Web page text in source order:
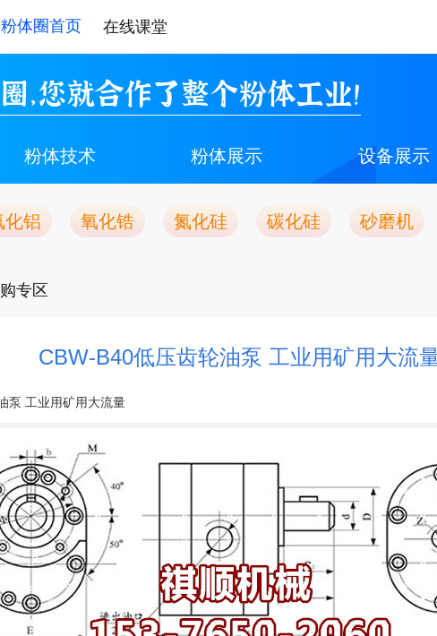
粉体圈首页 在线课堂
，您就合作了整个粉体工业！
粉体技术 粉体展示 设备展示
化铝 氧化锆 氮化硅 碳化硅 砂磨机
专区
CBW-B40低压齿轮油泵 工业用矿用大流
泵 工业用矿用大流量